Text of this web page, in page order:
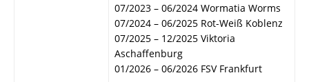
07/2023 – 06/2024 Wormatia Worms
07/2024 – 06/2025 Rot-Weiß Koblenz
07/2025 – 12/2025 Viktoria
Aschaffenburg
01/2026 – 06/2026 FSV Frankfurt